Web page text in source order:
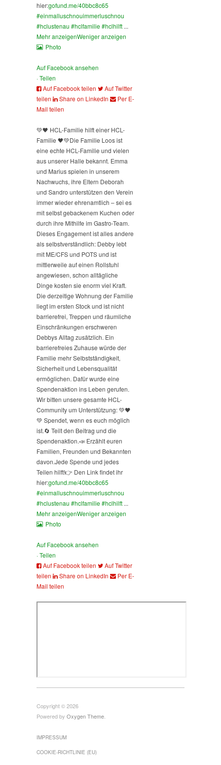
hier:gofund.me/40bbc8c65
#einmalluschnouimmerluschnou
#hclustenau #hclfamilie#hclhilft ...
Mehr anzeigenWeniger anzeigen
Photo
Auf Facebook ansehen
·Teilen
Auf Facebook teilen
Auf Twitter
teilen
Share on LinkedIn
Per E-
Mail teilen
💚🖤 HCL-Familie hilft einer HCL-
Familie 🖤💚Die Familie Loos ist
eine echte HCL-Familie und vielen
aus unserer Halle bekannt. Emma
und Marius spielen in unserem
Nachwuchs, ihre Eltern Deborah
und Sandro unterstützen den Verein
immer wieder ehrenamtlich – sei es
mit selbst gebackenem Kuchen oder
durch ihre Mithilfe im Gastro-Team.
Dieses Engagement ist alles andere
als selbstverständlich: Debby lebt
mit ME/CFS und POTS und ist
mittlerweile auf einen Rollstuhl
angewiesen, schon alltägliche
Dinge kosten sie enorm viel Kraft.
Die derzeitige Wohnung der Familie
liegt im ersten Stock und ist nicht
barrierefrei, Treppen und räumliche
Einschränkungen erschweren
Debbys Alltag zusätzlich. Ein
barrierefreies Zuhause würde der
Familie mehr Selbstständigkeit,
Sicherheit und Lebensqualität
ermöglichen. Dafür wurde eine
Spendenaktion ins Leben gerufen.
Wir bitten unsere gesamte HCL-
Community um Unterstützung: 💚🖤
💚 Spendet, wenn es euch möglich
ist.🔄 Teilt den Beitrag und die
Spendenaktion.📣 Erzählt euren
Familien, Freunden und Bekannten
davon.Jede Spende und jedes
Teilen hilft!👉 Den Link findet ihr
hier:gofund.me/40bbc8c65
#einmalluschnouimmerluschnou
#hclustenau #hclfamilie#hclhilft ...
Mehr anzeigenWeniger anzeigen
Photo
Auf Facebook ansehen
·Teilen
Auf Facebook teilen
Auf Twitter
teilen
Share on LinkedIn
Per E-
Mail teilen
Copyright © 2026
Powered by Oxygen Theme.
IMPRESSUM
COOKIE-RICHTLINIE (EU)